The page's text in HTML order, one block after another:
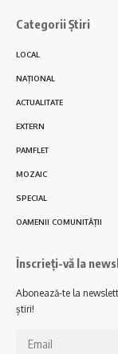
Categorii Știri
LOCAL
NAȚIONAL
ACTUALITATE
EXTERN
PAMFLET
MOZAIC
SPECIAL
OAMENII COMUNITĂȚII
Înscrieți-vă la
Abonează-te la
știri!